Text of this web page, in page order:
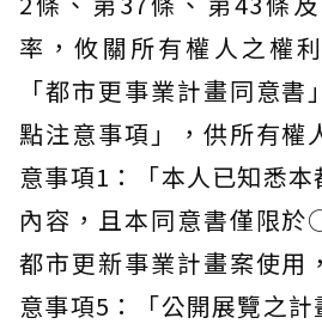
率，攸關所有權人之權
「都市更事業計畫同意
點注意事項」，供所有權
意事項1：「本人已知悉
內容，且本同意書僅限
都市更新事業計畫案使用
意事項5：「公開展覽之